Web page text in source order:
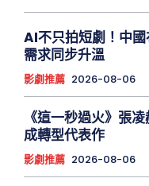
AI不只拍短劇！中
需求同步升溫
影劇推薦 2026-08-06
《這一秒過火》張
成轉型代表作
影劇推薦 2026-08-06